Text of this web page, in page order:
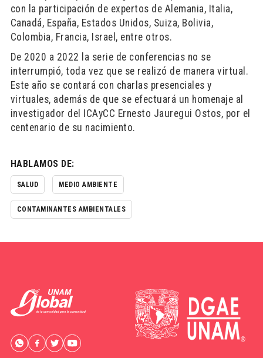
con la participación de expertos de Alemania, Italia,
Canadá, España, Estados Unidos, Suiza, Bolivia,
Colombia, Francia, Israel, entre otros.
De 2020 a 2022 la serie de conferencias no se
interrumpió, toda vez que se realizó de manera virtual.
Este año se contará con charlas presenciales y
virtuales, además de que se efectuará un homenaje al
investigador del ICAyCC Ernesto Jauregui Ostos, por el
centenario de su nacimiento.
HABLAMOS DE:
SALUD MEDIO AMBIENTE
CONTAMINANTES AMBIENTALES